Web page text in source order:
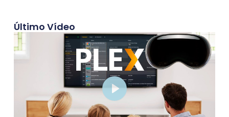
Último Vídeo
Play